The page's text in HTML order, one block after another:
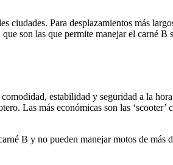
ciudades. Para desplazamientos más
que son las que permite manejar el carné B
estabilidad y seguridad a la
Las más económicas son las ‘scooter’
B y no pueden manejar motos de más